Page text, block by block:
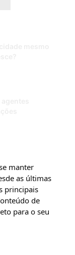
manter
as últimas
principais
de
para o seu